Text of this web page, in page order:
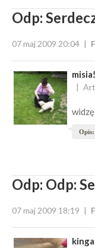
Odp:
07 maj 2009 20:04
Opis:
Odp: Odp:
07 maj 2009 18:19
kinga